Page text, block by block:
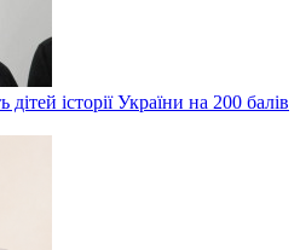
дітей історії України на 200 балів